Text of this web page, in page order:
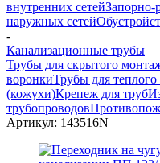
внутренних сетейЗапорно-
наружных сетей
-
Канализационные трубы
Трубы для скрытого
воронкиТрубы для теплого
(кожухи)Крепеж для труб
трубопроводов
Артикул: 143516N